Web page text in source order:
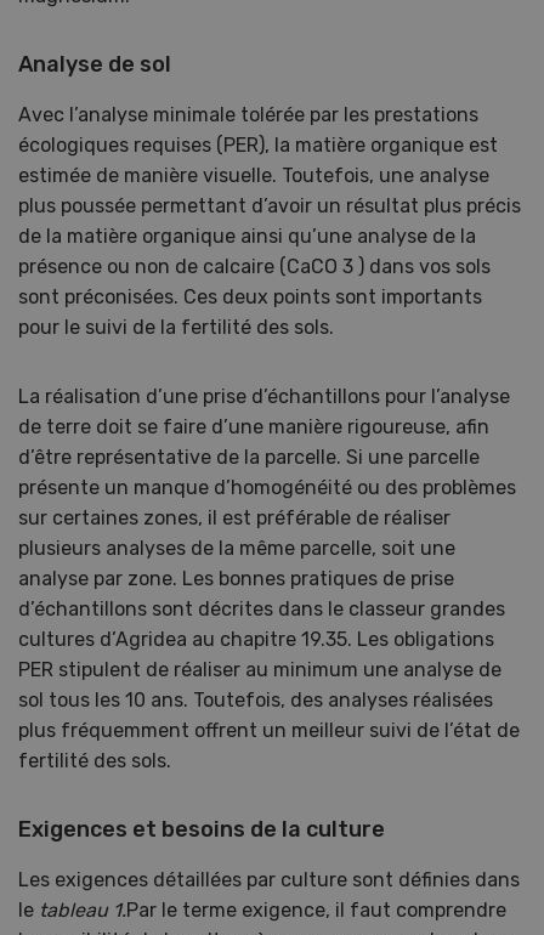
Analyse de sol
Avec l’analyse minimale tolérée par les prestations
écologiques requises (PER), la matière organique est
estimée de manière visuelle. Toutefois, une analyse
plus poussée permettant d’avoir un résultat plus précis
de la matière organique ainsi qu’une analyse de la
présence ou non de calcaire (CaCO 3 ) dans vos sols
sont préconisées. Ces deux points sont importants
pour le suivi de la fertilité des sols.
La réalisation d’une prise d’échantillons pour l’analyse
de terre doit se faire d’une manière rigoureuse, afin
d’être représentative de la parcelle. Si une parcelle
présente un manque d’homogénéité ou des problèmes
sur certaines zones, il est préférable de réaliser
plusieurs analyses de la même parcelle, soit une
analyse par zone. Les bonnes pratiques de prise
d’échantillons sont décrites dans le classeur grandes
cultures d’Agridea au chapitre 19.35. Les obligations
PER stipulent de réaliser au minimum une analyse de
sol tous les 10 ans. Toutefois, des analyses réalisées
plus fréquemment offrent un meilleur suivi de l’état de
fertilité des sols.
Exigences et besoins de la culture
Les exigences détaillées par culture sont définies dans
le tableau 1.Par le terme exigence, il faut comprendre